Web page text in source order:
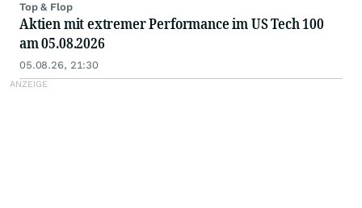
Top & Flop
Aktien mit extremer Performance im US Tech 100
am 05.08.2026
05.08.26, 21:30